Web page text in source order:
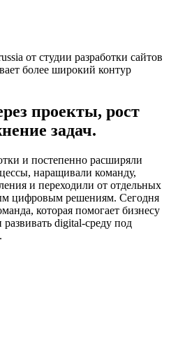
от студии разработки сайтов
более широкий контур
проекты, рост
задач.
и постепенно расширяли
наращивали команду,
и переходили от отдельных
цифровым решениям. Сегодня
которая помогает бизнесу
развивать digital-среду под